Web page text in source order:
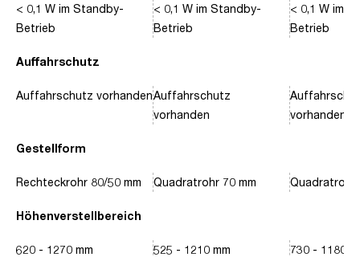
Auffahrschutz
Gestellform
Höhenverstellbereich
< 0,1 W im Standby-
Betrieb
Auffahrschutz vorhanden
Rechteckrohr 80/50 mm
620 - 1270 mm
< 0,1 W im Standby-
Betrieb
Auffahrschutz
vorhanden
Quadratrohr 70 mm
525 - 1210 mm
< 0,1 W im
Betrieb
vorhanden
Quadratrohr
730 - 1180